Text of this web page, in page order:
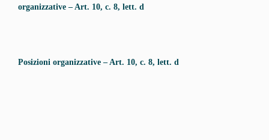
organizzative – Art. 10, c. 8, lett. d
Posizioni organizzative – Art. 10, c. 8, lett. d